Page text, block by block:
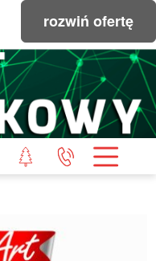
rozwiń ofertę